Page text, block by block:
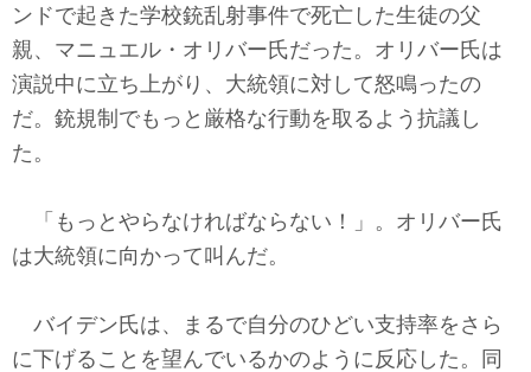
ンドで起きた学校銃乱射事件で死亡した生徒の父
親、マニュエル・オリバー氏だった。オリバー氏は
演説中に立ち上がり、大統領に対して怒鳴ったの
だ。銃規制でもっと厳格な行動を取るよう抗議し
た。
「もっとやらなければならない！」。オリバー氏
は大統領に向かって叫んだ。
バイデン氏は、まるで自分のひどい支持率をさら
に下げることを望んでいるかのように反応した。同